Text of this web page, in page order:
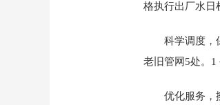
格执行出厂水日
科学调度，
老旧管网5处。1
优化服务，